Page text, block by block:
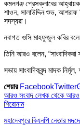
কমলগঞ্জ প্রেসক্লাবের
শাওন, সালাউদ্দিন শুভ,
সদস্যরা।
নবাগত ওসি মাহফুজুল কবির
তিনি আরও বলেন,
সভায় সাংবাদিকবৃন্দ মাদক
শেয়ার FacebookTwitter
আরও সংবাদ লেখক থেকে আরও
শিরোনাম
মহাদেবপুরে বিএনপি নেতার